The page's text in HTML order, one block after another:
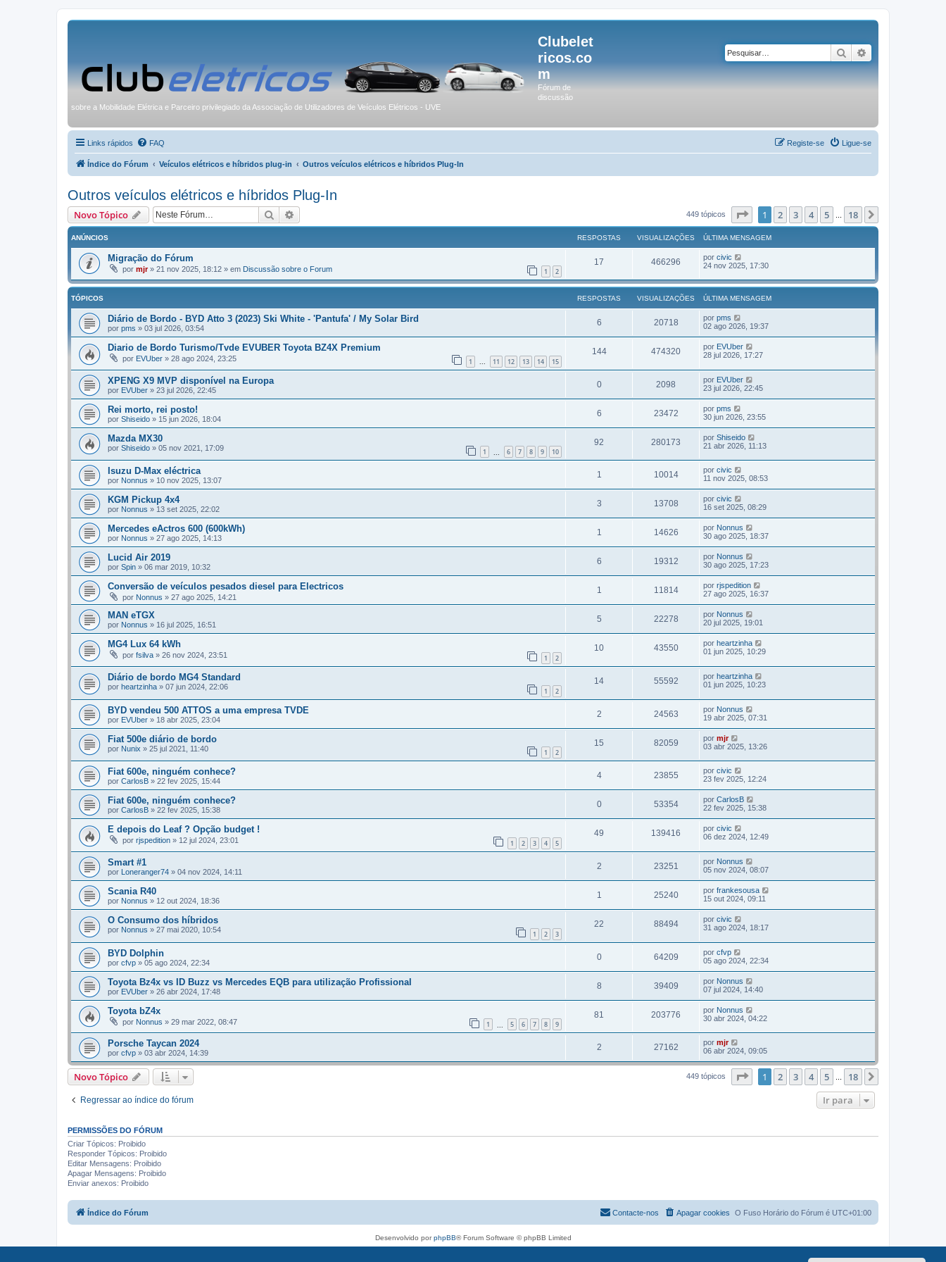
Clubelet
ricos.co
m
Fórum de
discussão
sobre a Mobilidade Elétrica e Parceiro privilegiado da Associação de Utilizadores de Veículos Elétricos - UVE
Pesquisar
Links rápidos FAQ Ligue-se
Registe-se
Índice do Fórum Veículos elétricos e híbridos plug-in Outros veículos elétricos e híbridos Plug-In
Outros veículos elétricos e híbridos Plug-In
Novo Tópico Pesquisar 449 tópicos Página1 de 18
1 2 3 4 5 18
ANÚNCIOS RESPOSTAS VISUALIZAÇÕES ÚLTIMA MENSAGEM
Migração do Fórum
por mjr» 21 nov 2025, 18:12 » em Discussão sobre o Forum 1 2
17 466296 por civic
24 nov 2025, 17:30
TÓPICOS RESPOSTAS VISUALIZAÇÕES ÚLTIMA MENSAGEM
Diário de Bordo - BYD Atto 3 (2023) Ski White - 'Pantufa' / My Solar Bird
por pms » 03 jul 2026, 03:54
6 20718 por pms
02 ago 2026, 19:37
Diario de Bordo Turismo/Tvde EVUBER Toyota BZ4X Premium
por EVUber » 28 ago 2024, 23:25 1 ... 11 12 13 14 15
144 474320 por EVUber
28 jul 2026, 17:27
XPENG X9 MVP disponível na Europa
por EVUber » 23 jul 2026, 22:45
0 2098 por EVUber
23 jul 2026, 22:45
Rei morto, rei posto!
por Shiseido » 15 jun 2026, 18:04
6 23472 por pms
30 jun 2026, 23:55
Mazda MX30
por Shiseido » 05 nov 2021, 17:09 1 6 7 8 9 10
92 280173 por Shiseido
21 abr 2026, 11:13
Isuzu D-Max eléctrica
por Nonnus » 10 nov 2025, 13:07
1 10014 por civic
11 nov 2025, 08:53
KGM Pickup 4x4
por Nonnus » 13 set 2025, 22:02
3 13708 por civic
16 set 2025, 08:29
Mercedes eActros 600 (600kWh)
por Nonnus » 27 ago 2025, 14:13
1 14626 por Nonnus
30 ago 2025, 18:37
Lucid Air 2019
por Spin » 06 mar 2019, 10:32
6 19312 por Nonnus
30 ago 2025, 17:23
Conversão de veículos pesados diesel para Electricos
por Nonnus » 27 ago 2025, 14:21
1 11814 por rjspedition
27 ago 2025, 16:37
MAN eTGX
por Nonnus » 16 jul 2025, 16:51
5 22278 por Nonnus
20 jul 2025, 19:01
MG4 Lux 64 kWh
por fsilva » 26 nov 2024, 23:51 1 2
10 43550 por heartzinha
01 jun 2025, 10:29
Diário de bordo MG4 Standard
por heartzinha » 07 jun 2024, 22:06 1 2
14 55592 por heartzinha
01 jun 2025, 10:23
BYD vendeu 500 ATTOS a uma empresa TVDE
por EVUber » 18 abr 2025, 23:04
2 24563 por Nonnus
19 abr 2025, 07:31
Fiat 500e diário de bordo
por Nunix » 25 jul 2021, 11:40 1 2
15 82059 por mjr
03 abr 2025, 13:26
Fiat 600e, ninguém conhece?
por CarlosB » 22 fev 2025, 15:44
4 23855 por civic
23 fev 2025, 12:24
Fiat 600e, ninguém conhece?
por CarlosB » 22 fev 2025, 15:38
0 53354 por CarlosB
22 fev 2025, 15:38
E depois do Leaf ? Opção budget !
por rjspedition » 12 jul 2024, 23:01 1 2 3 4 5
49 139416 por civic
06 dez 2024, 12:49
Smart #1
por Loneranger74 » 04 nov 2024, 14:11
2 23251 por Nonnus
05 nov 2024, 08:07
Scania R40
por Nonnus » 12 out 2024, 18:36
1 25240 por frankesousa
15 out 2024, 09:11
O Consumo dos híbridos
por Nonnus » 27 mai 2020, 10:54 1 2 3
22 88494 por civic
31 ago 2024, 18:17
BYD Dolphin
por cfvp » 05 ago 2024, 22:34
0 64209 por cfvp
05 ago 2024, 22:34
Toyota Bz4x vs ID Buzz vs Mercedes EQB para utilização Profissional
por EVUber » 26 abr 2024, 17:48
8 39409 por Nonnus
07 jul 2024, 14:40
Toyota bZ4x
por Nonnus » 29 mar 2022, 08:47 1 5 6 7 8 9
81 203776 por Nonnus
30 abr 2024, 04:22
Porsche Taycan 2024
por cfvp » 03 abr 2024, 14:39
2 27162 por mjr
06 abr 2024, 09:05
Novo Tópico 449 tópicos Página1 de 18
1 2 3 4 5 18
Regressar ao índice do fórum Ir para
PERMISSÕES DO FÓRUM
Criar Tópicos: Proibido
Responder Tópicos: Proibido
Editar Mensagens: Proibido
Apagar Mensagens: Proibido
Enviar anexos: Proibido
Índice do Fórum O Fuso Horário do Fórum é UTC+01:00
Apagar cookies
Contacte-nos
Desenvolvido porphpBB® Forum Software © phpBB Limited